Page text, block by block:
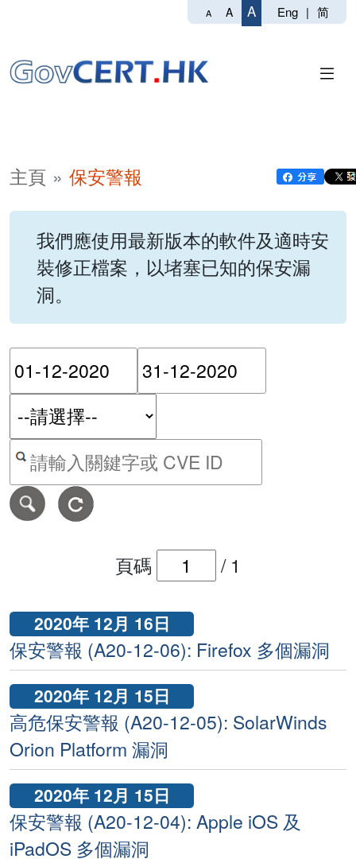
A A A Eng | 简
主頁 保安警報
我們應使用最新版本的軟件及適時安
裝修正檔案，以堵塞已知的保安漏
洞。
請輸入搜尋日期範圍的開
按關鍵字或 CVE ID 搜尋保安警報
頁碼 / 1
2020年 12月 16日
保安警報 (A20-12-06): Firefox 多個漏洞
2020年 12月 15日
高危保安警報 (A20-12-05): SolarWinds
Orion Platform 漏洞
2020年 12月 15日
保安警報 (A20-12-04): Apple iOS 及
iPadOS 多個漏洞